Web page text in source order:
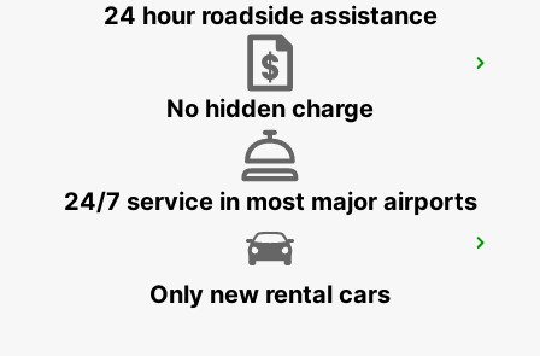
MELBOURNE DANDENONG
DANDENONG - AUSTRALIA
MELBOURNE MOORABBIN
24 hour roadside assistance
No hidden charge
24/7 service in most major airports
Only new rental cars